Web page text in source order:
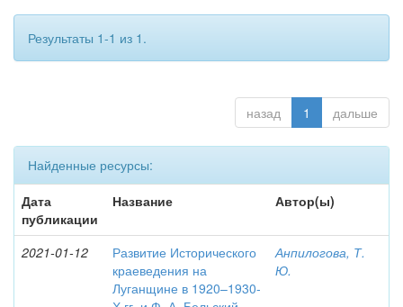
Результаты 1-1 из 1.
назад 1 дальше
Найденные ресурсы:
Дата
публикации
Название Автор(ы)
2021-01-12
Развитие Исторического
краеведения на
Луганщине в 1920–1930-
Анпилогова, Т.
Ю.